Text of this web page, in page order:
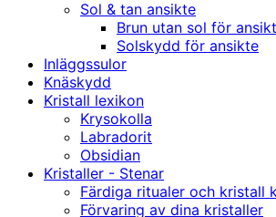
Sol & tan ansikte
Brun utan sol för
Solskydd för ansikte
Inläggssulor
Knäskydd
Kristall lexikon
Krysokolla
Labradorit
Obsidian
Kristaller - Stenar
Färdiga ritualer och kristall
Förvaring av dina kristaller